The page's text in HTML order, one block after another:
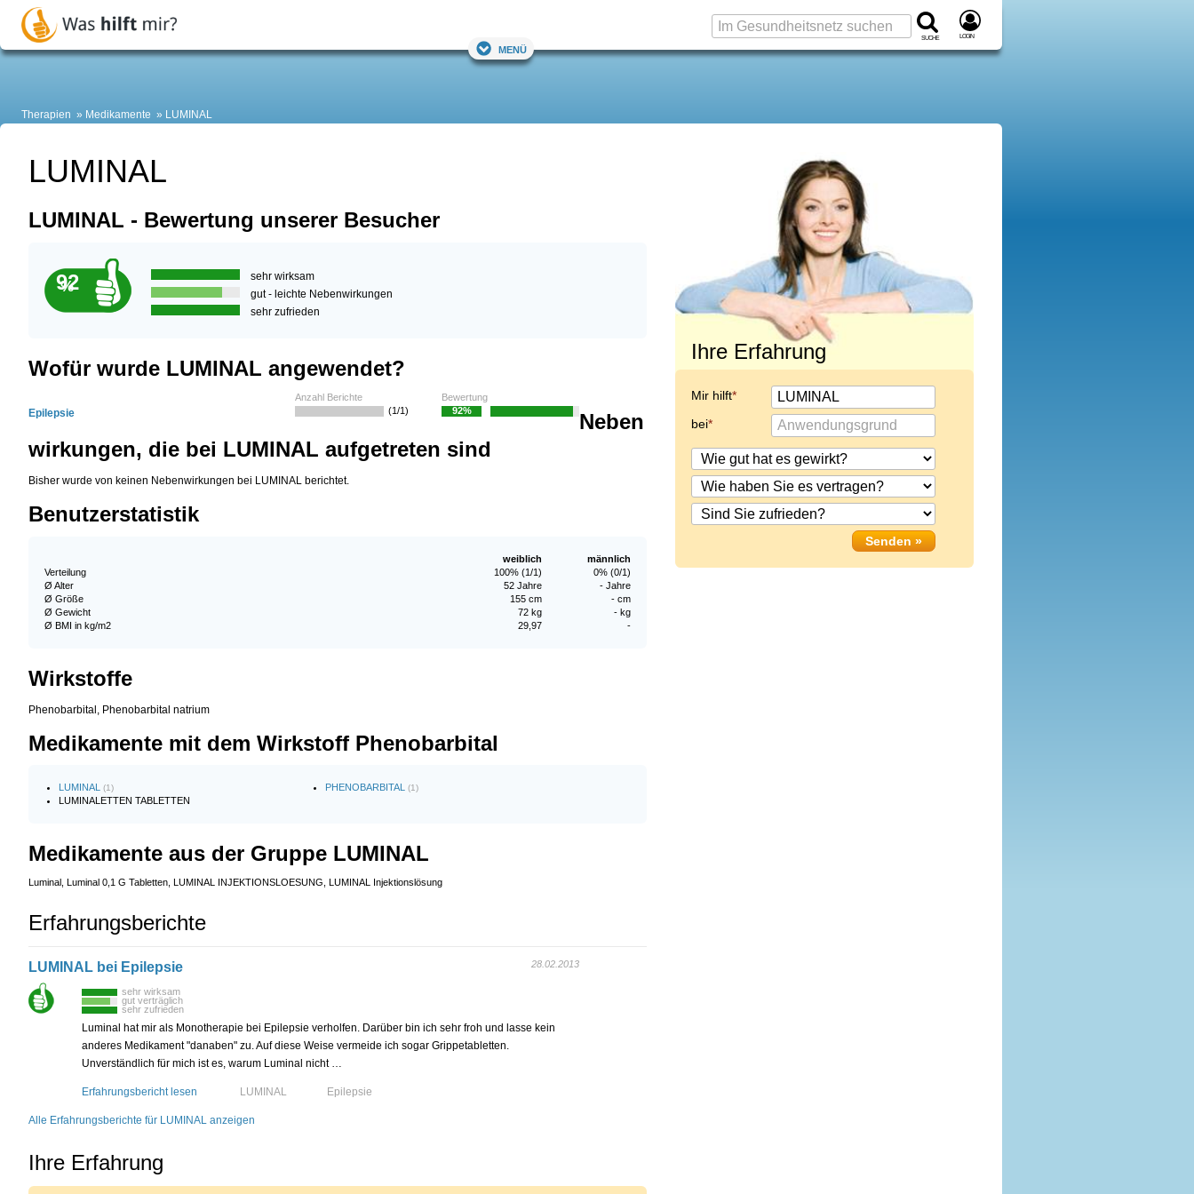
Suche Login
Menü
Therapien Medikamente LUMINAL
LUMINAL
LUMINAL - Bewertung unserer Besucher
92
%
sehr wirksam
gut - leichte Nebenwirkungen
sehr zufrieden
Wofür wurde LUMINAL angewendet?
Anzahl Berichte Bewertung
Epilepsie (1/1) 92%
Neben
wirkungen, die bei LUMINAL aufgetreten sind
Bisher wurde von keinen Nebenwirkungen bei LUMINAL berichtet.
Benutzerstatistik
männlich
weiblich
Verteilung
0% (0/1)
100% (1/1)
Ø Alter
- Jahre
52 Jahre
Ø Größe
- cm
155 cm
Ø Gewicht
- kg
72 kg
Ø BMI in kg/m2
-
29,97
Wirkstoffe
Phenobarbital, Phenobarbital natrium
Medikamente mit dem Wirkstoff Phenobarbital
LUMINAL (1)
LUMINALETTEN TABLETTEN
PHENOBARBITAL (1)
Medikamente aus der Gruppe LUMINAL
Luminal, Luminal 0,1 G Tabletten, LUMINAL INJEKTIONSLOESUNG, LUMINAL Injektionslösung
Erfahrungsberichte
LUMINAL bei Epilepsie 28.02.2013
sehr wirksam
gut verträglich
sehr zufrieden
Luminal hat mir als Monotherapie bei Epilepsie verholfen. Darüber bin ich sehr froh und lasse kein
anderes Medikament "danaben" zu. Auf diese Weise vermeide ich sogar Grippetabletten.
Unverständlich für mich ist es, warum Luminal nicht …
Erfahrungsbericht lesen LUMINAL Epilepsie
Alle Erfahrungsberichte für LUMINAL anzeigen
Ihre Erfahrung
Ihre Erfahrung
Mir hilft
bei